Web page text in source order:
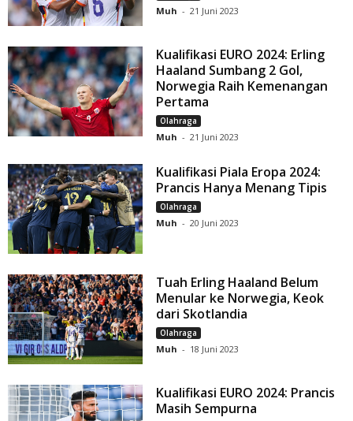
Muh - 21 Juni 2023
Kualifikasi EURO 2024: Erling
Haaland Sumbang 2 Gol,
Norwegia Raih Kemenangan
Pertama
Olahraga
Muh - 21 Juni 2023
Kualifikasi Piala Eropa 2024:
Prancis Hanya Menang Tipis
Olahraga
Muh - 20 Juni 2023
Tuah Erling Haaland Belum
Menular ke Norwegia, Keok
dari Skotlandia
Olahraga
Muh - 18 Juni 2023
Kualifikasi EURO 2024: Prancis
Masih Sempurna